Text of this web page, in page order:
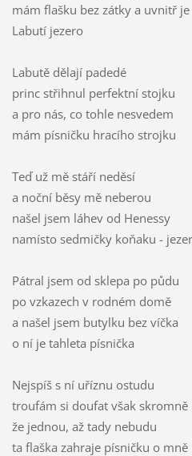
mám flašku bez zátky a uvnitř
Labutí jezero
Labutě dělají padedé
princ střihnul perfektní stojku
a pro nás, co tohle nesvedem
mám písničku hracího strojku
Teď už mě stáří neděsí
a noční běsy mě neberou
našel jsem láhev od Henessy
namísto sedmičky koňaku -
Pátral jsem od sklepa po půdu
po vzkazech v rodném domě
a našel jsem butylku bez víčka
o ní je tahleta písnička
Nejspíš s ní uříznu ostudu
troufám si doufat však skromně
že jednou, až tady nebudu
ta flaška zahraje písničku o mně